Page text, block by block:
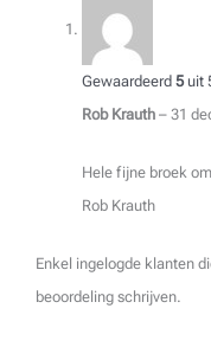
Gewaardeerd 5uit
Rob Krauth – 31
Hele fijne broek
Rob Krauth
Enkel ingelogde klanten
beoordeling schrijven.